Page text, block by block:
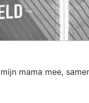
mama mee,